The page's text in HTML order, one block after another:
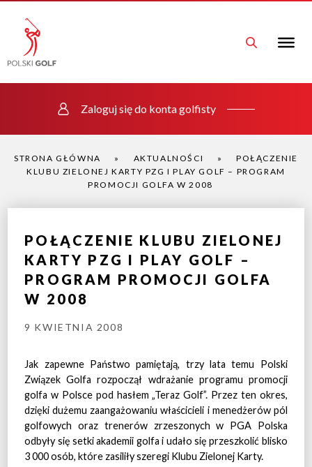
Zaloguj się do konta golfisty
STRONA GŁÓWNA » AKTUALNOŚCI »
POŁĄCZENIE
KLUBU ZIELONEJ KARTY PZG I PLAY GOLF – PROGRAM
PROMOCJI GOLFA W 2008
POŁĄCZENIE KLUBU ZIELONEJ
KARTY PZG I PLAY GOLF –
PROGRAM PROMOCJI GOLFA
W 2008
9 KWIETNIA 2008
Jak zapewne Państwo pamiętają, trzy lata temu Polski
Związek Golfa rozpoczął wdrażanie programu promocji
golfa w Polsce pod hasłem „Teraz Golf”. Przez ten okres,
dzięki dużemu zaangażowaniu właścicieli i menedżerów pól
golfowych oraz trenerów zrzeszonych w PGA Polska
odbyły się setki akademii golfa i udało się przeszkolić blisko
3 000 osób, które zasiliły szeregi Klubu Zielonej Karty.